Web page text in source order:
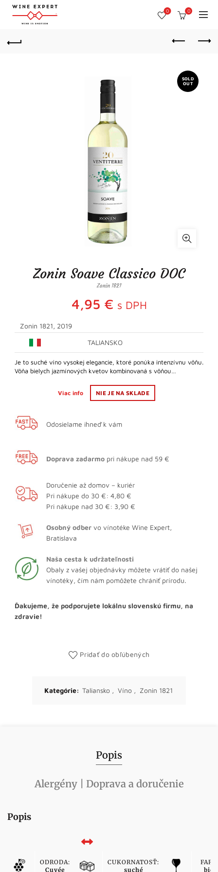
0 0
SOLD
OUT
Zonin Soave Classico DOC
Zonin 1821
4,95 € s DPH
Zonin 1821, 2019
TALIANSKO
Je to suché víno vysokej elegancie, ktoré ponúka intenzívnu vôňu.
Vôňa bielych jazmínových kvetov kombinovaná s vôňou…
Viac info NIE JE NA SKLADE
Odosielame ihneď k vám
Doprava zadarmo pri nákupe nad 59 €
Doručenie až domov – kuriér
Pri nákupe do 30 €: 4,80 €
Pri nákupe nad 30 €: 3,90 €
Osobný odber vo vínotéke Wine Expert,
Bratislava
Naša cesta k udržateľnosti
Obaly z vašej objednávky môžete vrátiť do našej
vínotéky, čím nám pomôžete chrániť prírodu.
Ďakujeme, že podporujete lokálnu slovenskú firmu, na
zdravie!
Pridať do obľúbených
Kategórie: Taliansko , Víno , Zonin 1821
Popis
Alergény | Doprava a doručenie
Popis
ODRODA:
Cuvée
CUKORNATOSŤ:
suché